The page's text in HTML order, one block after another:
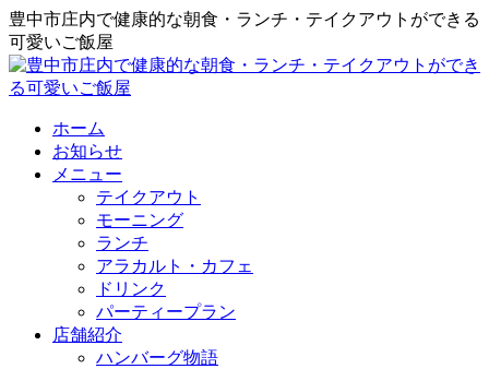
豊中市庄内で健康的な朝食・ランチ・テイクアウトができる
可愛いご飯屋
ホーム
お知らせ
メニュー
テイクアウト
モーニング
ランチ
アラカルト・カフェ
ドリンク
パーティープラン
店舗紹介
ハンバーグ物語